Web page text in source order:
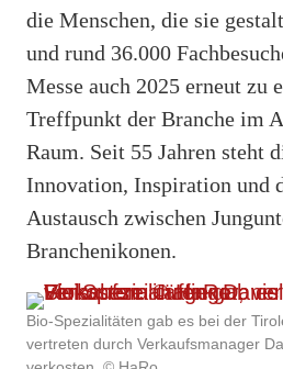
die Menschen, die sie
und rund 36.000
Messe auch 2025 erneut zu
Treffpunkt der Branche im
Raum. Seit 55 Jahren steht
Innovation, Inspiration und
Austausch zwischen
Branchenikonen.
Bio-Spezialitäten gab es bei der
vertreten durch Verkaufsmanager